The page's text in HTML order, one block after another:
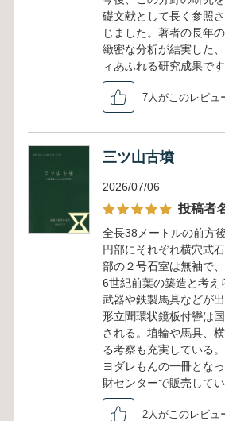
礎文献として長く参照
じました。著者の長年
緻密な分析が結実した
ィあふれる研究成果です
7人がこのレビュ
三ツ山古墳
2026/07/06
投稿者
全長38メートルの前方
円部にそれぞれ横穴式
部の２号石室は無袖で
6世紀前葉の築造と考え
武器や鉄製馬具などが
形立聞環状鏡板付轡は
される。埴輪や馬具、
る考察も充実している
ヨダレもんの一冊とな
財センターで販売してい
2人がこのレビュ